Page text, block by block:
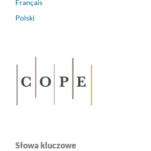
Français
Polski
Słowa kluczowe